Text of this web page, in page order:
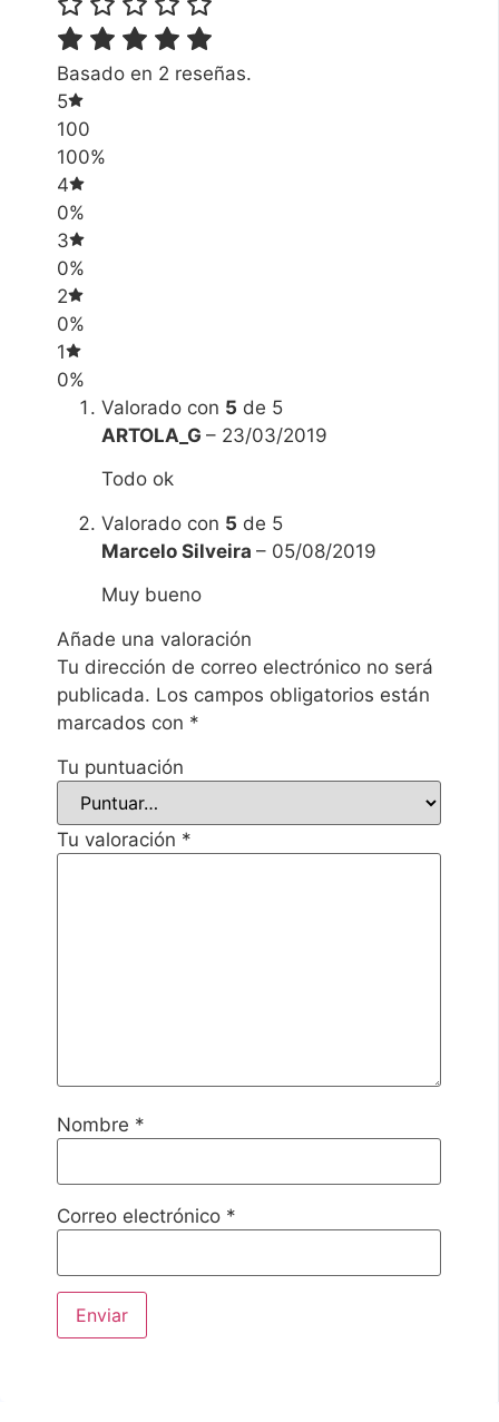
Basado en 2 reseñas.
5
100
100%
4
0%
3
0%
2
0%
1
0%
Valorado con 5 de 5
ARTOLA_G– 23/03/2019
Todo ok
Valorado con 5 de 5
Marcelo Silveira– 05/08/2019
Muy bueno
Añade una valoración
Tu dirección de correo electrónico no será
publicada. Los campos obligatorios están
marcados con *
Tu puntuación
Tu valoración *
Nombre *
Correo electrónico *